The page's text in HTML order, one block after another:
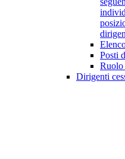
Posti
Ruolo
Dirigenti